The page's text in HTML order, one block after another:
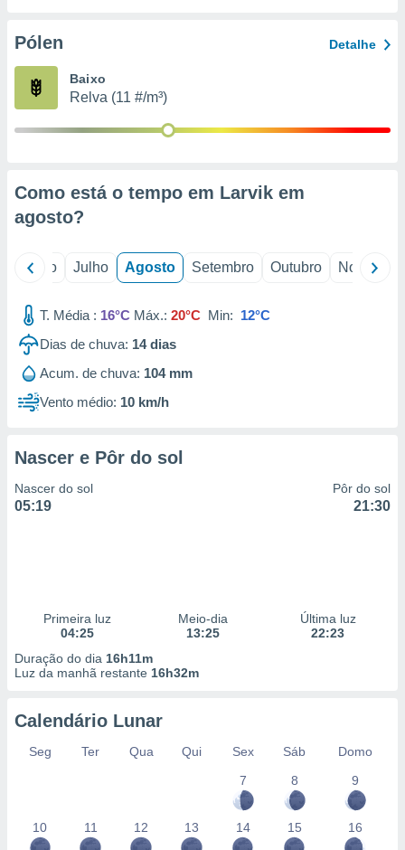
através
estudos
e
Pólen Detalhe
Baixo
Relva (11 #/m³)
Como está o tempo em Larvik em
agosto?
Junho Julho Agosto Setembro Outubro Novembro
T. Média : 16°C Máx.: 20°C Min: 12°C
Dias de chuva: 14dias
Acum. de chuva: 104 mm
Vento médio: 10 km/h
Nascer e Pôr do sol
Nascer do sol
05:19
Pôr do sol
21:30
Primeira luz
04:25
Meio-dia
13:25
Última luz
22:23
Duração do dia 16h11m
Luz da manhã restante 16h32m
Calendário Lunar
Seg Ter Qua Qui Sex Sáb
Domo
7
8 9
10 11 12 13 14 15 16